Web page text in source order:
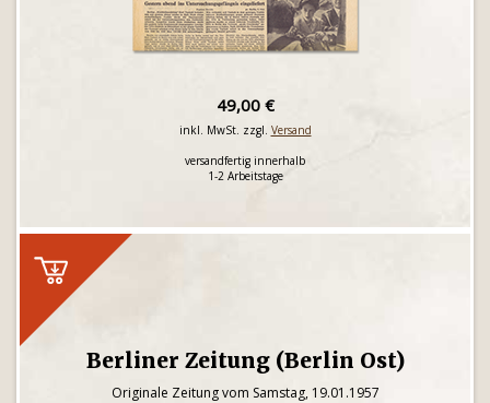
49,00 €
inkl. MwSt. zzgl. Versand
versandfertig innerhalb
1-2 Arbeitstage
Berliner Zeitung (Berlin Ost)
Originale Zeitung vom Samstag, 19.01.1957